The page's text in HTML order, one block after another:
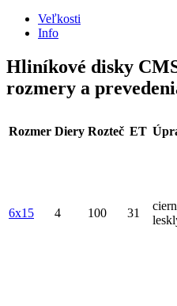
Veľkosti
Info
Hliníkové disky
rozmery a
Rozmer Diery Rozteč ET
6x15 4 100 31